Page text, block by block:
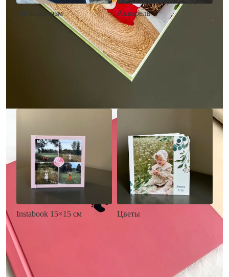
Минимализм
• Загрузка фото и текста
Акварель
• Декор в стиле
акварельных красок
• Выбор цвета фона
• Загрузка фото и текста
Заказать
Instabook 15×15 см
• Выбор цвета фона
• Загрузка фото и текста
Заказать
Цветы